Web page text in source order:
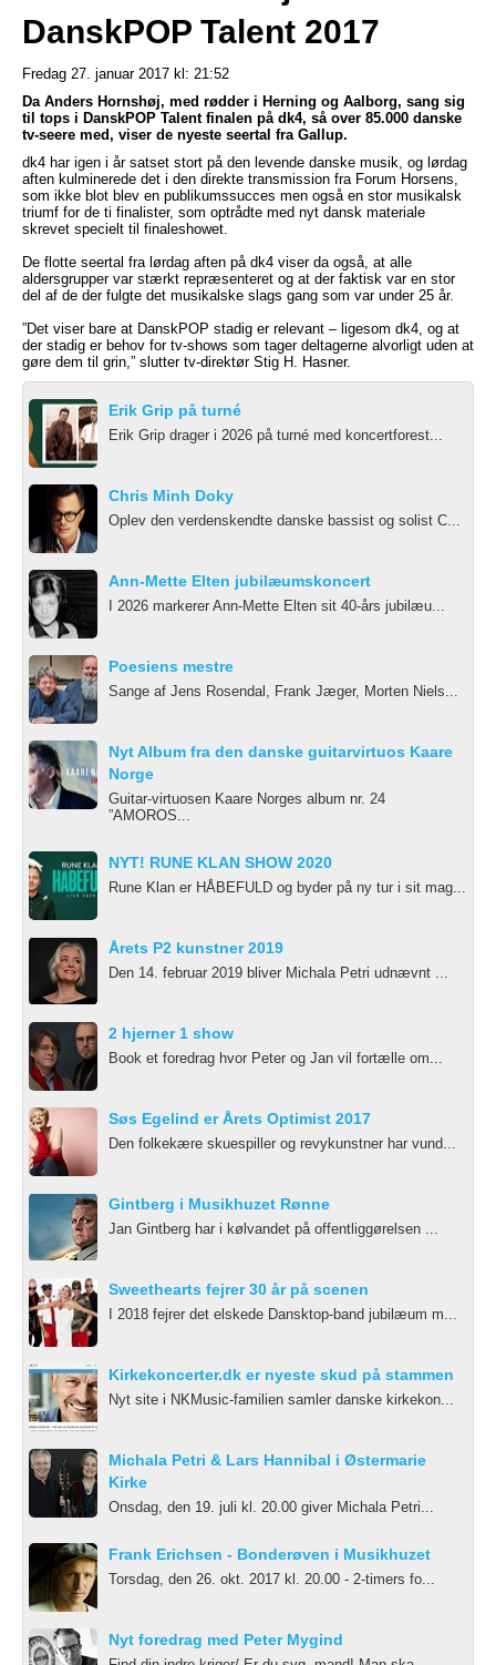
DanskPOP Talent 2017
Fredag 27. januar 2017 kl: 21:52
Da Anders Hornshøj, med rødder i Herning og Aalborg, sang sig
til tops i DanskPOP Talent finalen på dk4, så over 85.000 danske
tv-seere med, viser de nyeste seertal fra Gallup.
dk4 har igen i år satset stort på den levende danske musik, og lørdag
aften kulminerede det i den direkte transmission fra Forum Horsens,
som ikke blot blev en publikumssucces men også en stor musikalsk
triumf for de ti finalister, som optrådte med nyt dansk materiale
skrevet specielt til finaleshowet.
De flotte seertal fra lørdag aften på dk4 viser da også, at alle
aldersgrupper var stærkt repræsenteret og at der faktisk var en stor
del af de der fulgte det musikalske slags gang som var under 25 år.
”Det viser bare at DanskPOP stadig er relevant – ligesom dk4, og at
der stadig er behov for tv-shows som tager deltagerne alvorligt uden at
gøre dem til grin,” slutter tv-direktør Stig H. Hasner.
Erik Grip på turné
Erik Grip drager i 2026 på turné med koncertforest...
Chris Minh Doky
Oplev den verdenskendte danske bassist og solist C...
Ann-Mette Elten jubilæumskoncert
I 2026 markerer Ann-Mette Elten sit 40-års jubilæu...
Poesiens mestre
Sange af Jens Rosendal, Frank Jæger, Morten Niels...
Nyt Album fra den danske guitarvirtuos Kaare
Norge
Guitar-virtuosen Kaare Norges album nr. 24
”AMOROS...
NYT! RUNE KLAN SHOW 2020
Rune Klan er HÅBEFULD og byder på ny tur i sit mag...
Årets P2 kunstner 2019
Den 14. februar 2019 bliver Michala Petri udnævnt ...
2 hjerner 1 show
Book et foredrag hvor Peter og Jan vil fortælle om...
Søs Egelind er Årets Optimist 2017
Den folkekære skuespiller og revykunstner har vund...
Gintberg i Musikhuzet Rønne
Jan Gintberg har i kølvandet på offentliggørelsen ...
Sweethearts fejrer 30 år på scenen
I 2018 fejrer det elskede Dansktop-band jubilæum m...
Kirkekoncerter.dk er nyeste skud på stammen
Nyt site i NKMusic-familien samler danske kirkekon...
Michala Petri & Lars Hannibal i Østermarie
Kirke
Onsdag, den 19. juli kl. 20.00 giver Michala Petri...
Frank Erichsen - Bonderøven i Musikhuzet
Torsdag, den 26. okt. 2017 kl. 20.00 - 2-timers fo...
Nyt foredrag med Peter Mygind